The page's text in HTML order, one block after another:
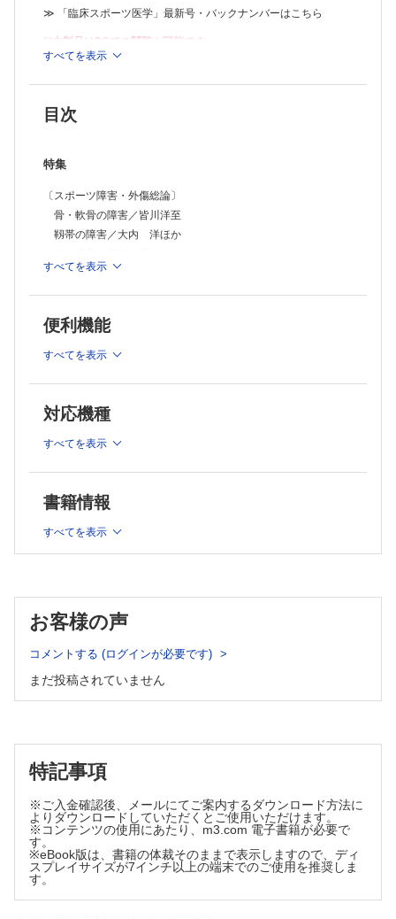
〈競技種目・対象を考えたメディカルチェック〉第5回
臨スポニュース
≫ 「臨床スポーツ医学」最新号・バックナンバーはこちら
※本製品はPCでの閲覧も可能です。
製品のご購入後、「購入済ライセンス一覧」より、オンライン環
認ください。
最新版
すべてを表示
目次
特集
〔スポーツ障害・外傷総論〕
骨・軟骨の障害／皆川洋至
靱帯の障害／大内 洋ほか
腱の障害／後藤英之
〔スポーツ障害・外傷の超音波診断〕
投球時の肘痛／宮武和馬ほか
投球時の肩痛／黒川大介
下腿の痛み／服部惣一
〔スポーツ障害の超音波ガイド下治療〕
生理食塩水によるエコーガイド下筋膜リリース／木村裕明
野球におけるメディカルチェック／山川 潤ほか
臨スポニュース
すべてを表示
便利機能
すべてを表示
対応機種
すべてを表示
書籍情報
すべてを表示
お客様の声
コメントする (ログインが必要です)
まだ投稿されていません
特記事項
※ご入金確認後、メールにてご案内するダウンロード方法に
よりダウンロードしていただくとご使用いただけます。
※コンテンツの使用にあたり、m3.com 電子書籍が必要で
す。
※eBook版は、書籍の体裁そのままで表示しますので、ディ
スプレイサイズが7インチ以上の端末でのご使用を推奨しま
す。